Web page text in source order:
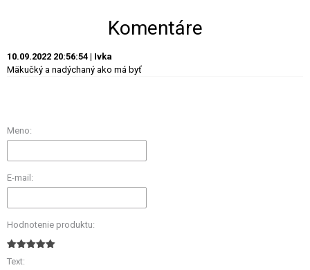
Komentáre
10.09.2022 20:56:54 | Ivka
Mäkučký a nadýchaný ako má byť
Meno:
E-mail:
Hodnotenie produktu:
Text: